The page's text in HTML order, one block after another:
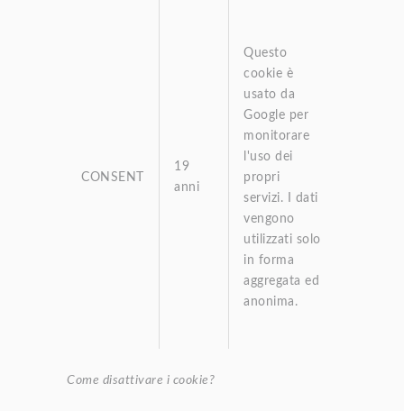
CONSENT
19
anni
Questo
cookie è
usato da
Google per
monitorare
l'uso dei
propri
servizi. I dati
vengono
utilizzati solo
in forma
aggregata ed
anonima.
Come disattivare i cookie?